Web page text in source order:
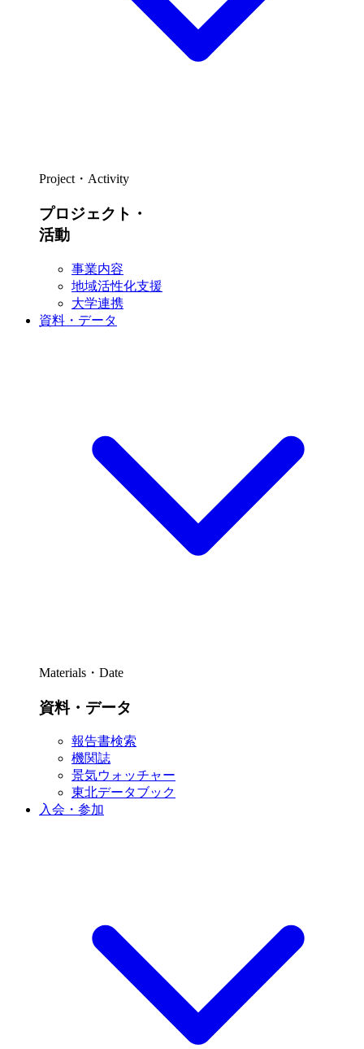
Project・Activity
プロジェクト・
活動
事業内容
地域活性化支援
大学連携
資料・データ
Materials・Date
資料・データ
報告書検索
機関誌
景気ウォッチャー
東北データブック
入会・参加